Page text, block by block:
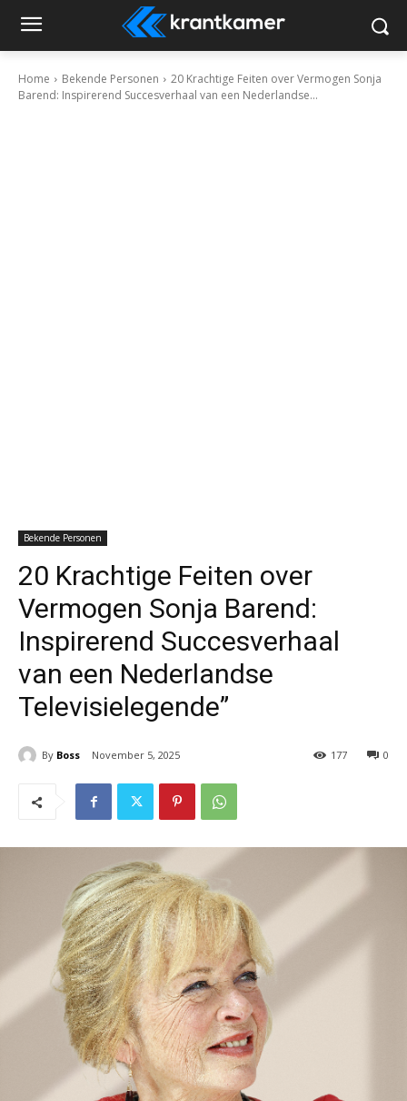
Home Bekende Personen
20 Krachtige Feiten over Vermogen Sonja
Barend: Inspirerend Succesverhaal van een Nederlandse...
Bekende Personen
20 Krachtige Feiten over
Vermogen Sonja Barend:
Inspirerend Succesverhaal
van een Nederlandse
Televisielegende”
By Boss November 5, 2025 0
177